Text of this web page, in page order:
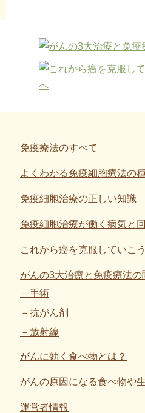
免疫療法のすべて
よくわかる免疫細胞療法の
免疫細胞治療の正しい知識
免疫細胞治療が働く病気と
これから癌を克服していこ
がんの3大治療と免疫療法の
手術
抗がん剤
放射線
がんに効く食べ物とは？
がんの原因になる食べ物や
運営者情報